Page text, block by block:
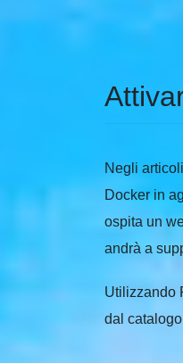
Negli
Docker in
ospita un
andrà a
Utilizzando
dal